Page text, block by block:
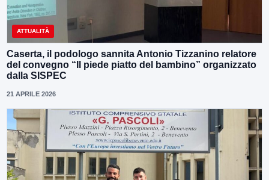
ATTUALITÀ
Caserta, il podologo sannita Antonio Tizzanino relatore
del convegno “Il piede piatto del bambino” organizzato
dalla SISPEC
21 APRILE 2026